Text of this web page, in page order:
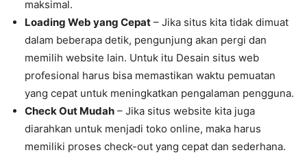
maksimal.
Loading Web yang Cepat – Jika situs kita tidak dimuat
dalam beberapa detik, pengunjung akan pergi dan
memilih website lain. Untuk itu Desain situs web
profesional harus bisa memastikan waktu pemuatan
yang cepat untuk meningkatkan pengalaman pengguna.
Check Out Mudah – Jika situs website kita juga
diarahkan untuk menjadi toko online, maka harus
memiliki proses check-out yang cepat dan sederhana.